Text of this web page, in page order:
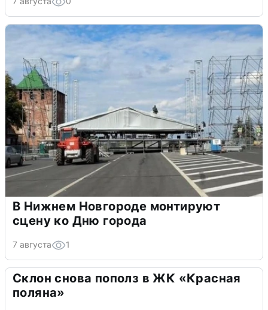
В Нижнем Новгороде монтируют
сцену ко Дню города
7 августа 1
Склон снова пополз в ЖК «Красная
поляна»